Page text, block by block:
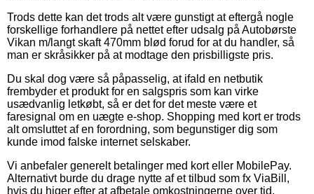
Trods dette kan det trods alt være gunstigt at eftergå nogle
forskellige forhandlere på nettet efter udsalg på Autobørste
Vikan m/langt skaft 470mm blød forud for at du handler, så
man er skråsikker på at modtage den prisbilligste pris.
Du skal dog være så påpasselig, at ifald en netbutik
frembyder et produkt for en salgspris som kan virke
usædvanlig letkøbt, så er det for det meste være et
faresignal om en uægte e-shop. Shopping med kort er trods
alt omsluttet af en forordning, som begunstiger dig som
kunde imod falske internet selskaber.
Vi anbefaler generelt betalinger med kort eller MobilePay.
Alternativt burde du drage nytte af et tilbud som fx ViaBill,
hvis du higer efter at afbetale omkostningerne over tid.